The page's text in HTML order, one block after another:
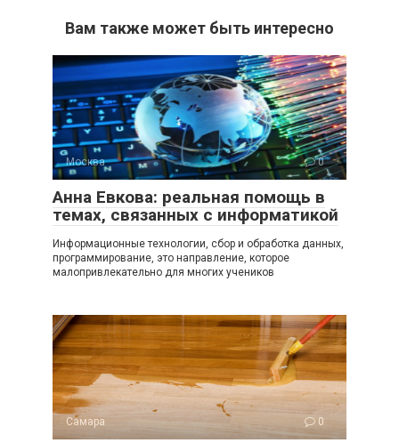
Вам также может быть интересно
Москва 0
Анна Евкова: реальная помощь в
темах, связанных с информатикой
Информационные технологии, сбор и обработка данных,
программирование, это направление, которое
малопривлекательно для многих учеников
Самара 0